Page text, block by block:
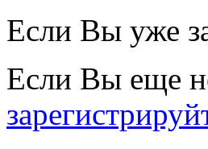
Если Вы уже
Если Вы еще